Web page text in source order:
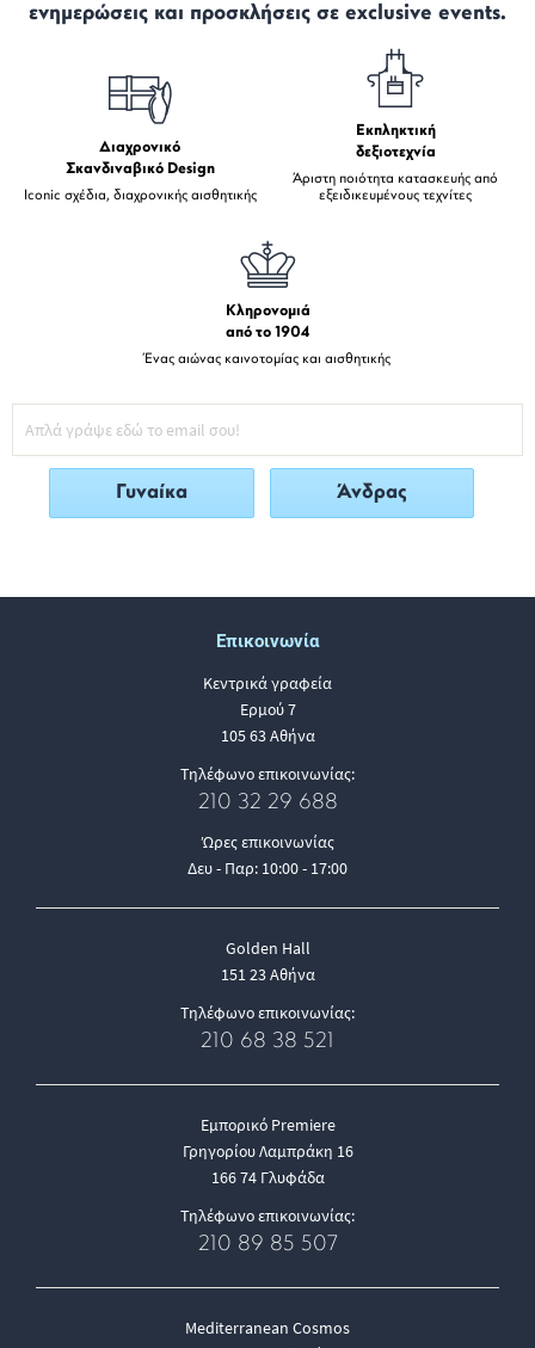
ενημερώσεις και προσκλήσεις σε exclusive events.
Διαχρονικό
Σκανδιναβικό Design
Iconic σχέδια, διαχρονικής αισθητικής
Εκπληκτική
δεξιοτεχνία
Άριστη ποιότητα κατασκευής από
εξειδικευμένους τεχνίτες
Κληρονομιά
από το 1904
Ένας αιώνας καινοτομίας και αισθητικής
Γυναίκα Άνδρας
Επικοινωνία
Κεντρικά γραφεία
Ερμού 7
105 63 Αθήνα
Τηλέφωνο επικοινωνίας:
210 32 29 688
Ώρες επικοινωνίας
Δευ - Παρ: 10:00 - 17:00
Golden Hall
151 23 Αθήνα
Τηλέφωνο επικοινωνίας:
210 68 38 521
Εμπορικό Premiere
Γρηγορίου Λαμπράκη 16
166 74 Γλυφάδα
Τηλέφωνο επικοινωνίας:
210 89 85 507
Mediterranean Cosmos